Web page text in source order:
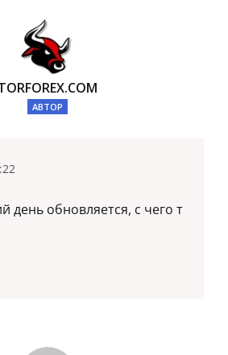
АВТОР
день обновляется, с чего т